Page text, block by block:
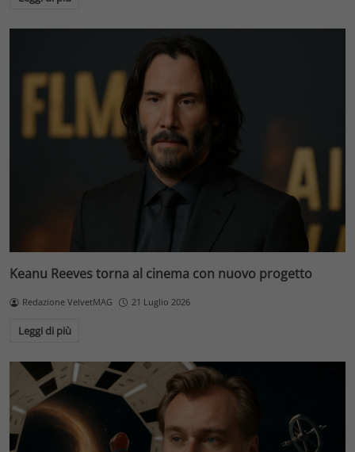
Keanu Reeves torna al cinema con nuovo progetto
Redazione VelvetMAG 21 Luglio 2026
Leggi di più